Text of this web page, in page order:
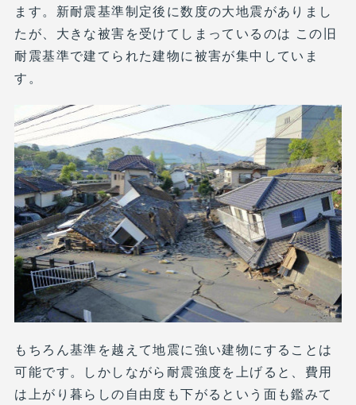
ます。新耐震基準制定後に数度の大地震がありまし
たが、大きな被害を受けてしまっているのは この旧
耐震基準で建てられた建物に被害が集中していま
す。
もちろん基準を越えて地震に強い建物にすることは
可能です。しかしながら耐震強度を上げると、費用
は上がり暮らしの自由度も下がるという面も鑑みて